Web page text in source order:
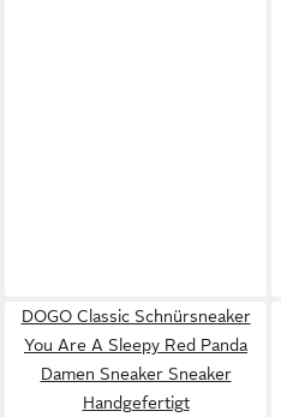
DOGO Classic Schnürsneaker
You Are A Sleepy Red Panda
Damen Sneaker Sneaker
Handgefertigt